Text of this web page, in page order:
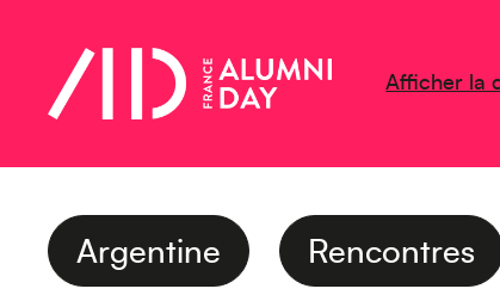
Afficher la
Argentine Rencontres